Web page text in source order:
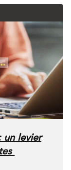
un levier